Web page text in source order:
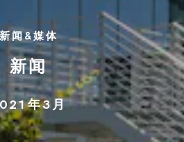
新闻&媒体
新闻
年3月